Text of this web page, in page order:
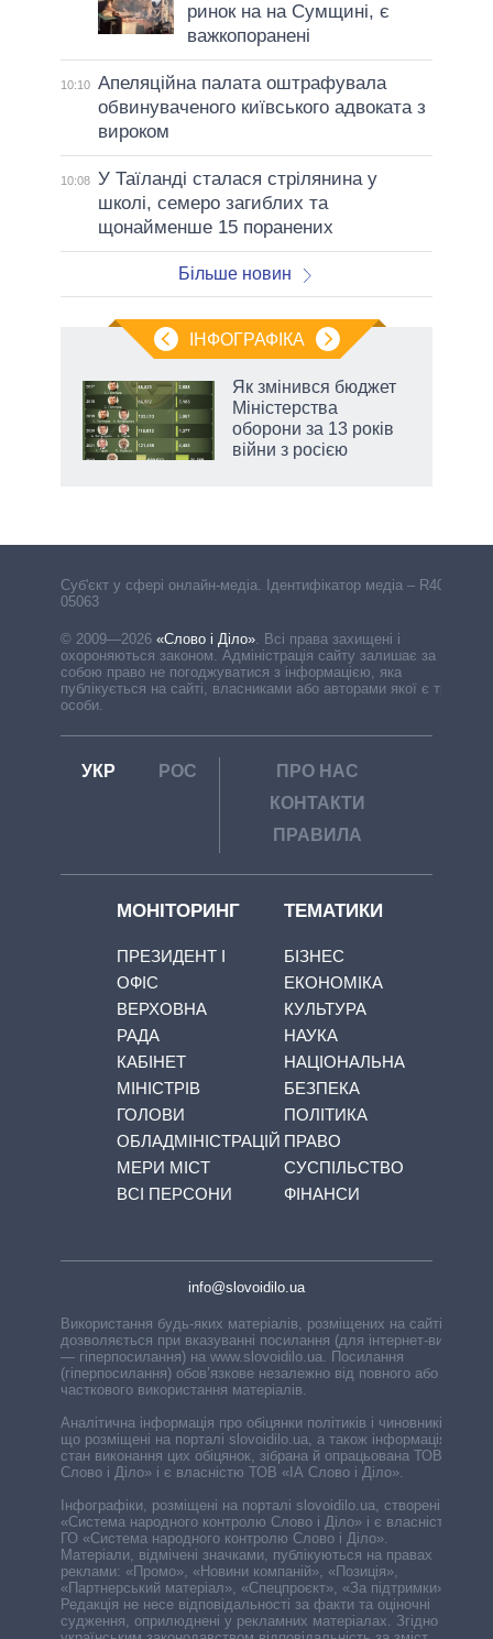
ринок на на Сумщині, є
важкопоранені
10:10 Апеляційна палата оштрафувала
обвинуваченого київського адвоката з
вироком
10:08 У Таїланді сталася стрілянина у
школі, семеро загиблих та
щонайменше 15 поранених
Більше новин
ІНФОГРАФІКА
Як змінився бюджет
Міністерства
оборони за 13 років
війни з росією
Cуб'єкт у сфері онлайн-медіа. Ідентифікатор медіа – R40-
05063
© 2009—2026 «Слово і Діло». Всі права захищені і
охороняються законом. Адміністрація сайту залишає за
собою право не погоджуватися з інформацією, яка
публікується на сайті, власниками або авторами якої є треті
особи.
УКР РОС
ПРО НАС
КОНТАКТИ
ПРАВИЛА
МОНІТОРИНГ
ПРЕЗИДЕНТ І
ОФІС
ВЕРХОВНА
РАДА
КАБІНЕТ
МІНІСТРІВ
ГОЛОВИ
ОБЛАДМІНІСТРАЦІЙ
МЕРИ МІСТ
ВСІ ПЕРСОНИ
ТЕМАТИКИ
БІЗНЕС
ЕКОНОМІКА
КУЛЬТУРА
НАУКА
НАЦІОНАЛЬНА
БЕЗПЕКА
ПОЛІТИКА
ПРАВО
СУСПІЛЬСТВО
ФІНАНСИ
info@slovoidilo.ua
Використання будь-яких матеріалів, розміщених на сайті,
дозволяється при вказуванні посилання (для інтернет-видань
— гіперпосилання) на www.slovoidilo.ua. Посилання
(гіперпосилання) обов’язкове незалежно від повного або
часткового використання матеріалів.
Аналітична інформація про обіцянки політиків і чиновників,
що розміщені на порталі slovoidilo.ua, а також інформація про
стан виконання цих обіцянок, зібрана й опрацьована ТОВ «ІА
Слово і Діло» і є власністю ТОВ «ІА Слово і Діло».
Інфографіки, розміщені на порталі slovoidilo.ua, створені ГО
«Система народного контролю Слово і Діло» і є власністю
ГО «Система народного контролю Слово і Діло».
Матеріали, відмічені значками, публікуються на правах
реклами: «Промо», «Новини компаній», «Позиція»,
«Партнерський матеріал», «Спецпроєкт», «За підтримки».
Редакція не несе відповідальності за факти та оціночні
судження, оприлюднені у рекламних матеріалах. Згідно з